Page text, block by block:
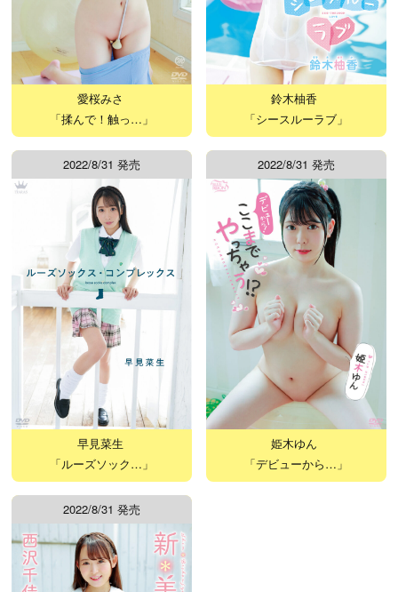
愛桜みさ
「揉んで！触っ…」
鈴木柚香
「シースルーラブ」
2022/8/31 発売
早見菜生
「ルーズソック…」
2022/8/31 発売
姫木ゆん
「デビューから…」
2022/8/31 発売